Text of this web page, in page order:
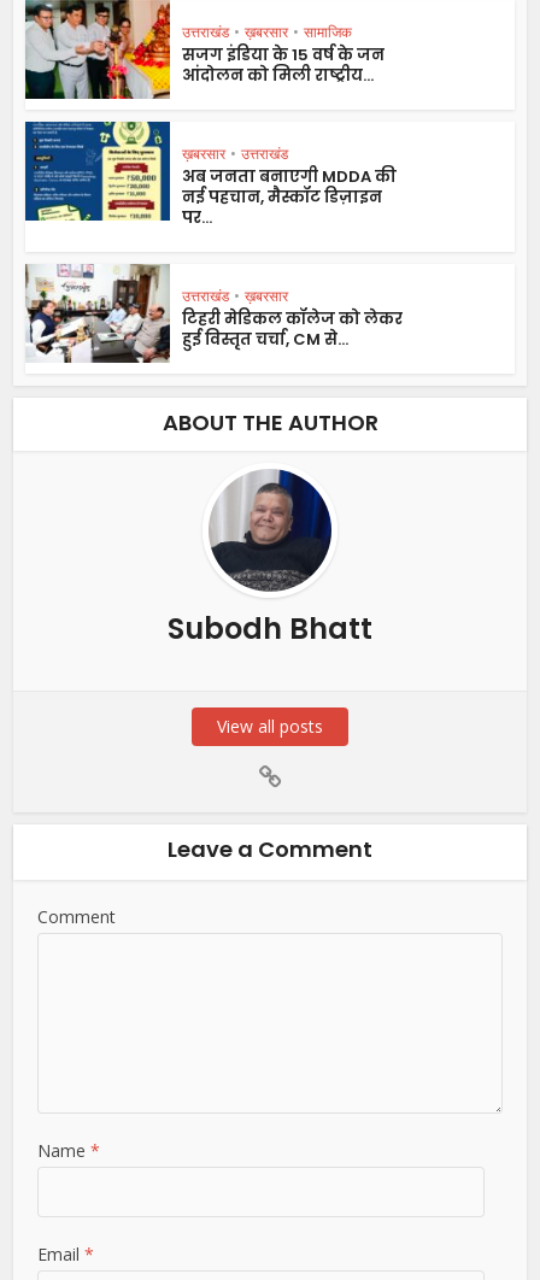
उत्तराखंड • ख़बरसार • सामाजिक
सजग इंडिया के 15 वर्ष के जन
आंदोलन को मिली राष्ट्रीय...
ख़बरसार • उत्तराखंड
अब जनता बनाएगी MDDA की
नई पहचान, मैस्कॉट डिज़ाइन
पर...
उत्तराखंड • ख़बरसार
टिहरी मेडिकल कॉलेज को लेकर
हुई विस्तृत चर्चा, CM से...
ABOUT THE AUTHOR
Subodh Bhatt
View all posts
Leave a Comment
Comment
Name*
Email*